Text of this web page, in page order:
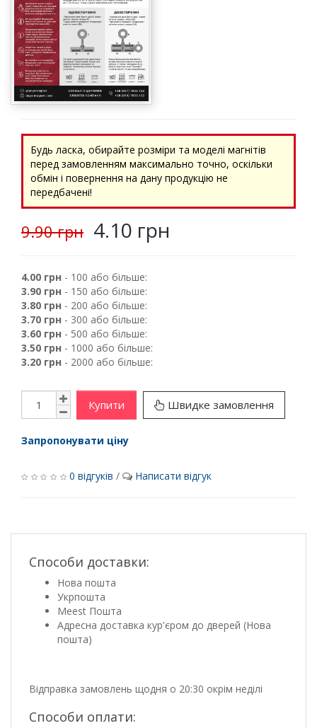
Будь ласка, обирайте розміри та моделі магнітів
перед замовленням максимально точно, оскільки
обмін і повернення на дану продукцію не
передбачені!
9.90 грн 4.10 грн
4.00 грн - 100 або більше:
3.90 грн - 150 або більше:
3.80 грн - 200 або більше:
3.70 грн - 300 або більше:
3.60 грн - 500 або більше:
3.50 грн - 1000 або більше:
3.20 грн - 2000 або більше:
Купити Швидке замовлення
Запропонувати ціну
0 відгуків / Написати відгук
Способи доставки:
Нова пошта
Укрпошта
Meest Пошта
Адресна доставка кур'єром до дверей (Нова
пошта)
Відправка замовлень щодня о 20:30 окрім неділі
Способи оплати: